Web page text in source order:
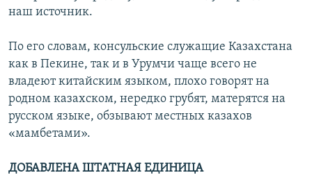
наш источник.
По его словам, консульские служащие Казахстана
как в Пекине, так и в Урумчи чаще всего не
владеют китайским языком, плохо говорят на
родном казахском, нередко грубят, матерятся на
русском языке, обзывают местных казахов
«мамбетами».
ДОБАВЛЕНА ШТАТНАЯ ЕДИНИЦА